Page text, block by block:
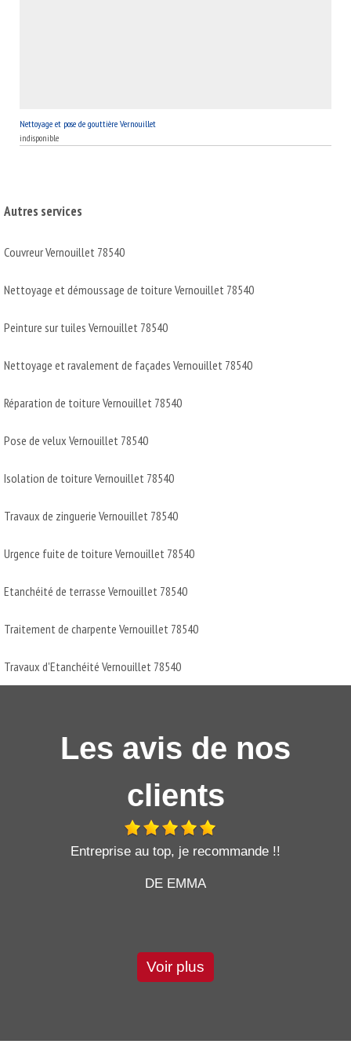
Nettoyage et pose de gouttière Vernouillet
indisponible
Autres services
Couvreur Vernouillet 78540
Nettoyage et démoussage de toiture Vernouillet 78540
Peinture sur tuiles Vernouillet 78540
Nettoyage et ravalement de façades Vernouillet 78540
Réparation de toiture Vernouillet 78540
Pose de velux Vernouillet 78540
Isolation de toiture Vernouillet 78540
Travaux de zinguerie Vernouillet 78540
Urgence fuite de toiture Vernouillet 78540
Etanchéité de terrasse Vernouillet 78540
Traitement de charpente Vernouillet 78540
Travaux d'Etanchéité Vernouillet 78540
Les avis de nos
clients
Entreprise au top, je recommande !!
DE EMMA
Voir plus